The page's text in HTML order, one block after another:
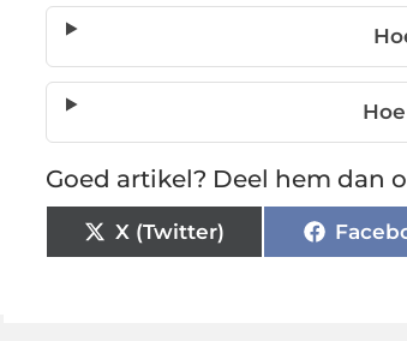
Goed artikel? Deel hem dan
X (Twitter)